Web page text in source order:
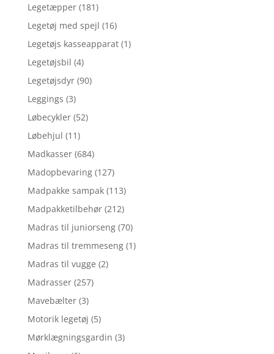
Legetæpper (181)
Legetøj med spejl (16)
Legetøjs kasseapparat (1)
Legetøjsbil (4)
Legetøjsdyr (90)
Leggings (3)
Løbecykler (52)
Løbehjul (11)
Madkasser (684)
Madopbevaring (127)
Madpakke sampak (113)
Madpakketilbehør (212)
Madras til juniorseng (70)
Madras til tremmeseng (1)
Madras til vugge (2)
Madrasser (257)
Mavebælter (3)
Motorik legetøj (5)
Mørklægningsgardin (3)